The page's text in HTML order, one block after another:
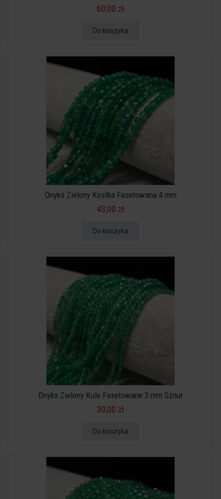
60,00 zł
Do koszyka
Onyks Zielony Kostka Fasetowana 4 mm
43,00 zł
Do koszyka
Onyks Zielony Kule Fasetowane 3 mm Sznur
30,00 zł
Do koszyka